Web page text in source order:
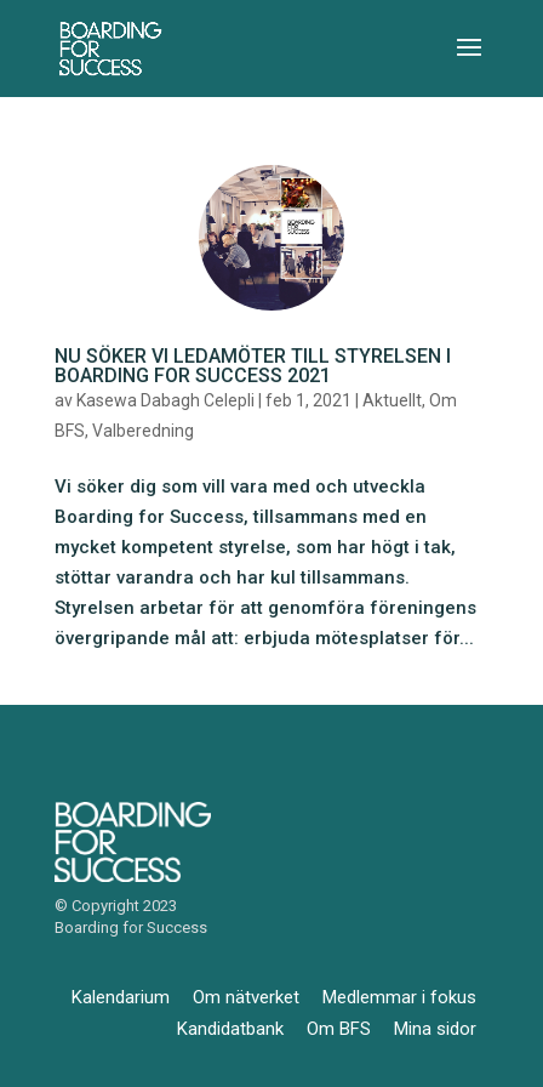
NU SÖKER VI LEDAMÖTER TILL STYRELSEN I
BOARDING FOR SUCCESS 2021
av Kasewa Dabagh Celepli feb 1, 2021 Aktuellt, Om
BFS, Valberedning
Vi söker dig som vill vara med och utveckla
Boarding for Success, tillsammans med en
mycket kompetent styrelse, som har högt i tak,
stöttar varandra och har kul tillsammans.
Styrelsen arbetar för att genomföra föreningens
övergripande mål att: erbjuda mötesplatser för...
© Copyright 2023
Boarding for Success
Kalendarium Om nätverket
Medlemmar i fokus
Kandidatbank
Om BFS Mina sidor